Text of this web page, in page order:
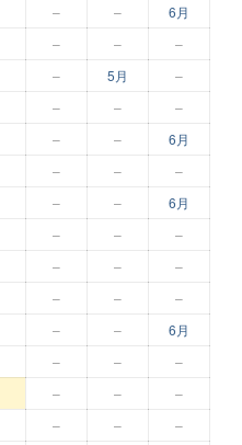
– –
6月
– – –
– 5月
–
– – –
– –
6月
– – –
– –
6月
– – –
– –
–
– – –
– –
6月
– – –
– –
–
– – –